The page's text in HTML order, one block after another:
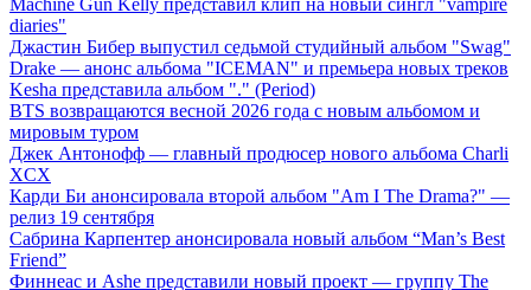
diaries"
Джастин Бибер выпустил седьмой студийный альбом "Swag"
Drake — анонс альбома "ICEMAN" и премьера новых треков
Kesha представила альбом "." (Period)
BTS возвращаются весной 2026 года с новым альбомом и
мировым туром
Джек Антонофф — главный продюсер нового альбома Charli
XCX
Карди Би анонсировала второй альбом "Am I The Drama?" —
релиз 19 сентября
Сабрина Карпентер анонсировала новый альбом “Man’s Best
Friend”
Финнеас и Ashe представили новый проект — группу The